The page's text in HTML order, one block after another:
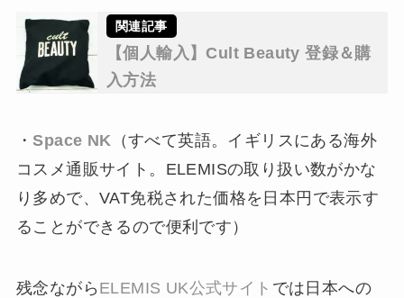
【個人輸入】Cult Beauty 登録＆購
入方法
・Space NK （すべて英語。イギリスにある海外
コスメ通販サイト。ELEMISの取り扱い数がかな
り多めで、VAT免税された価格を日本円で表示す
ることができるので便利です）
残念ながら ELEMIS UK公式サイト では日本への